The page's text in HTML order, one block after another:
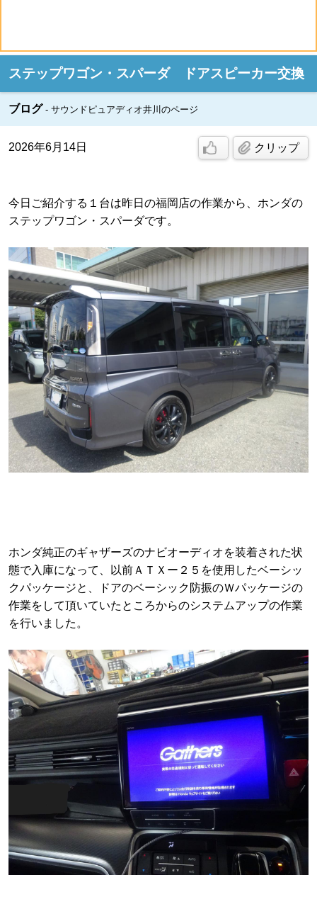
ステップワゴン・スパーダ ドアスピーカー交換
ブログ サウンドピュアディオ井川のページ
2026年6月14日 クリップ
今日ご紹介する１台は昨日の福岡店の作業から、ホンダの
ステップワゴン・スパーダです。
ホンダ純正のギャザーズのナビオーディオを装着された状
態で入庫になって、以前ＡＴＸー２５を使用したベーシッ
クパッケージと、ドアのベーシック防振のＷパッケージの
作業をして頂いていたところからのシステムアップの作業
を行いました。